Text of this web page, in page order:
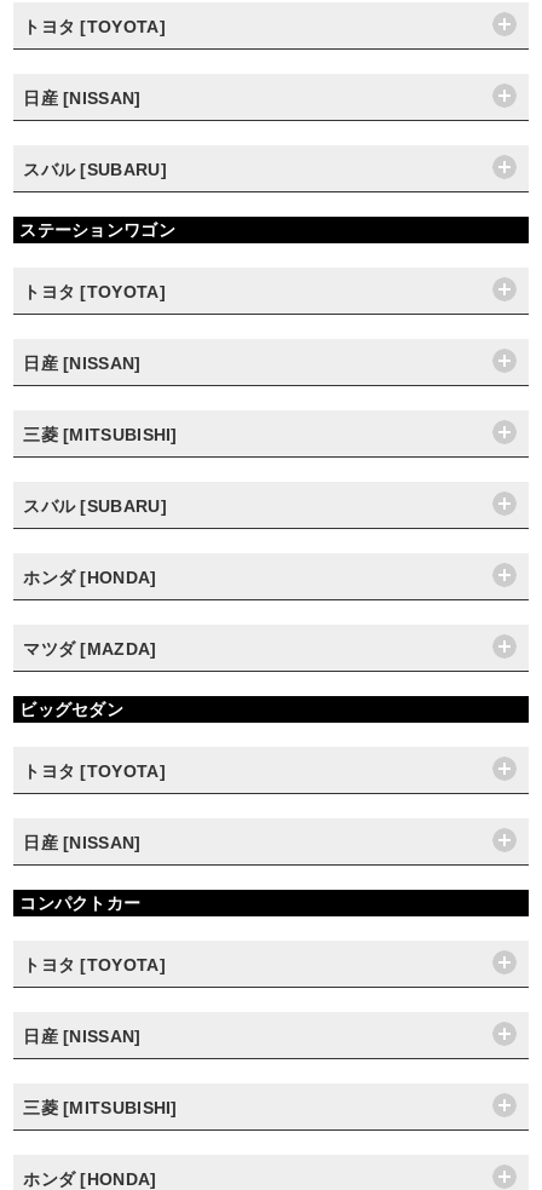
トヨタ [TOYOTA]
日産 [NISSAN]
スバル [SUBARU]
ステーションワゴン
トヨタ [TOYOTA]
日産 [NISSAN]
三菱 [MITSUBISHI]
スバル [SUBARU]
ホンダ [HONDA]
マツダ [MAZDA]
ビッグセダン
トヨタ [TOYOTA]
日産 [NISSAN]
コンパクトカー
トヨタ [TOYOTA]
日産 [NISSAN]
三菱 [MITSUBISHI]
ホンダ [HONDA]